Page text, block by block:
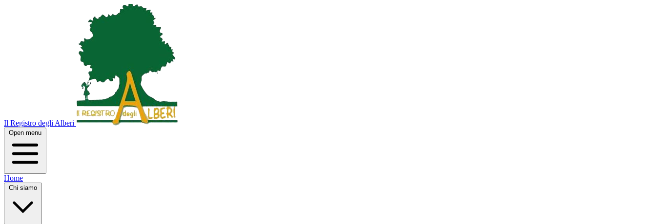
Il Registro degli Alberi
Open menu
Home
Chi siamo